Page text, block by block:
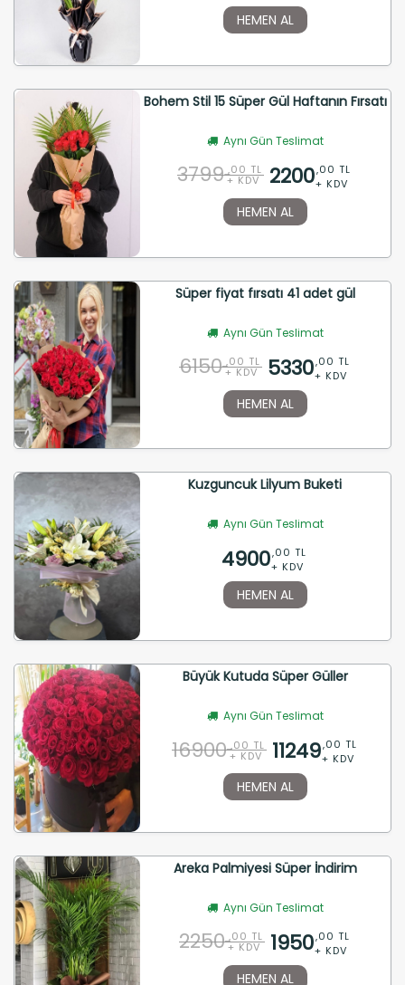
HEMEN AL
Bohem Stil 15 Süper Gül Haftanın Fırsatı
Aynı Gün Teslimat
3799 ,00 TL
+ KDV 2200,00 TL
+ KDV
HEMEN AL
Süper fiyat fırsatı 41 adet gül
Aynı Gün Teslimat
6150 ,00 TL
+ KDV 5330,00 TL
+ KDV
HEMEN AL
Kuzguncuk Lilyum Buketi
Aynı Gün Teslimat
4900,00 TL
+ KDV
HEMEN AL
Büyük Kutuda Süper Güller
Aynı Gün Teslimat
16900 ,00 TL
+ KDV 11249,00 TL
+ KDV
HEMEN AL
Areka Palmiyesi Süper İndirim
Aynı Gün Teslimat
2250 ,00 TL
+ KDV 1950,00 TL
+ KDV
HEMEN AL